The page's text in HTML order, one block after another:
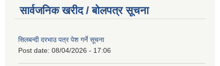
सार्वजनिक खरीद / बोलपत्र सूचना
सिलबन्दी दरभाउ पत्र पेश गर्ने सूचना
Post date: 08/04/2026 - 17:06